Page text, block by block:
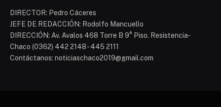
DIRECTOR: Pedro Cáceres
JEFE DE REDACCIÓN: Rodolfo Mancuello
DIRECCIÓN: Av. Avalos 468 Torre B 9° Piso. Resistencia-
Chaco (0362) 442 2148 - 445 2111
Contáctanos: noticiaschaco2019@gmail.com